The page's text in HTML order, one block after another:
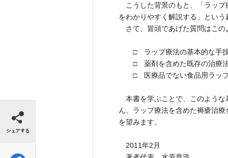
こうした背景のもと、「ラップ
をわかりやすく解説する」とい
さて、冒頭であげた質問はこの
□ ラップ療法の基本的な手技
□ 薬剤を含めた既存の治療法
□ 医療品でない食品用ラップ
本書を学ぶことで、このような
ん、ラップ療法を含めた褥瘡治
を望みます。
2011年2月